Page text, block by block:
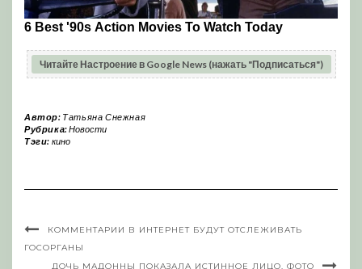
Читайте Настроение в Google News (нажать "Подписаться")
Автор: Татьяна Снежная
Рубрика:Новости
Тэги: кино
КОММЕНТАРИИ В ИНТЕРНЕТ БУДУТ ОТСЛЕЖИВАТЬ
ГОСОРГАНЫ
ДОЧЬ МАДОННЫ ПОКАЗАЛА ИСТИННОЕ ЛИЦО. ФОТО